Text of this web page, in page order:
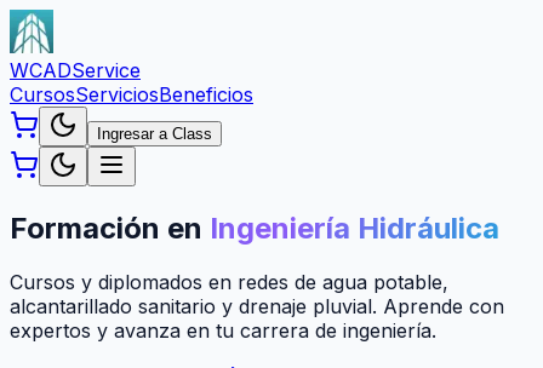
WCADService
CursosServiciosBeneficios
Ingresar a Class
Formación en Ingeniería Hidráulica
Cursos y diplomados en redes de agua potable,
alcantarillado sanitario y drenaje pluvial. Aprende con
expertos y avanza en tu carrera de ingeniería.